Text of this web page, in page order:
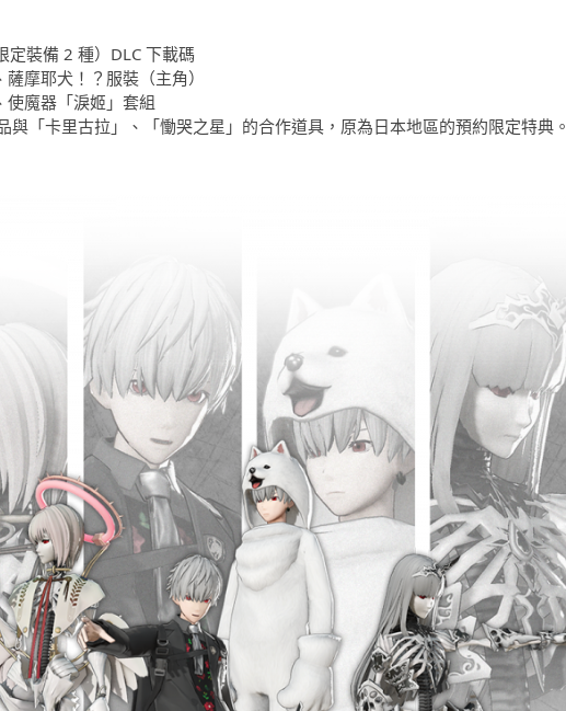
定裝備 2 種）DLC 下載碼
摩耶犬！？服裝（主角）
使魔器「淚姬」套組
「卡里古拉」、「慟哭之星」的合作道具，原為日本地區的預約限定特典。